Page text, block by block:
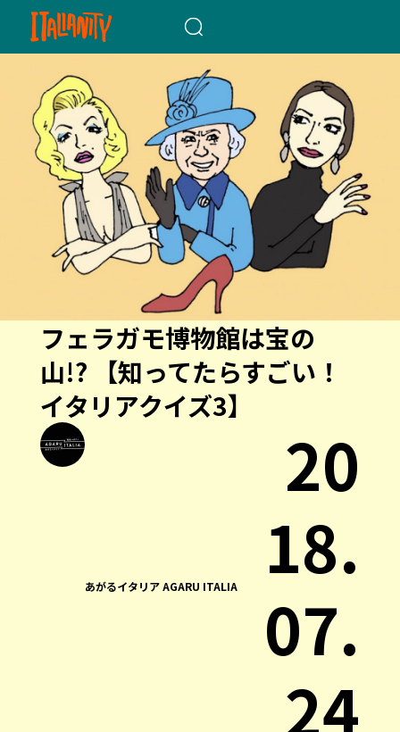
フェラガモ博物館は宝の
山!? 【知ってたらすごい！
イタリアクイズ3】
あがるイタリア AGARU ITALIA
20
18.
07.
24